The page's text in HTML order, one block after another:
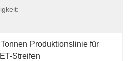
Produktionslinie für
Streifen